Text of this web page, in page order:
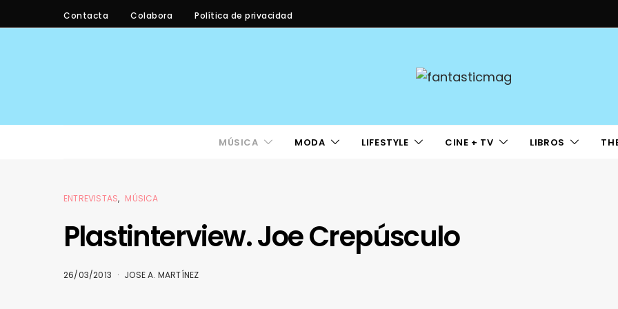
Contacta Colabora Política de privacidad
MÚSICA MODA LIFESTYLE CINE + TV LIBROS
ENTREVISTAS MÚSICA
Plastinterview. Joe Crepúsculo
26/03/2013 JOSE A. MARTÍNEZ